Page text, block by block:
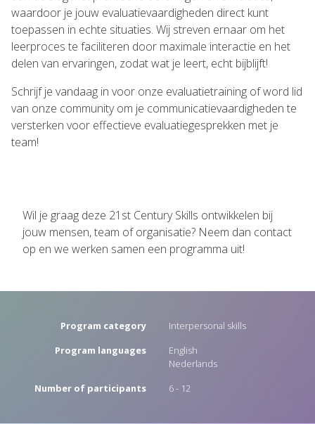
waardoor je jouw evaluatievaardigheden direct kunt
toepassen in echte situaties. Wij streven ernaar om het
leerproces te faciliteren door maximale interactie en het
delen van ervaringen, zodat wat je leert, echt bijblijft!
Schrijf je vandaag in voor onze evaluatietraining of word lid
van onze community om je communicatievaardigheden te
versterken voor effectieve evaluatiegesprekken met je
team!
Wil je graag deze 21st Century Skills ontwikkelen bij
jouw mensen, team of organisatie? Neem dan contact
op en we werken samen een programma uit!
Program category
Interpersonal skills
Program languages
English
Nederlands
Number of participants
6 - 12